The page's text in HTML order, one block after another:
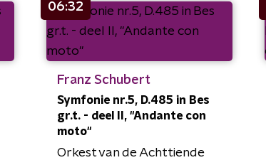
06:32
Franz Schubert
Symfonie nr.5, D.485 in Bes
gr.t. - deel II, "Andante con
moto"
Orkest van de Achttiende